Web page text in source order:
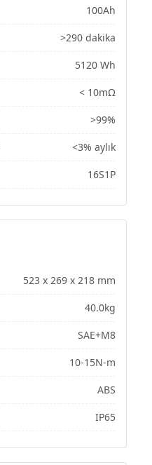
100Ah
>290 dakika
5120 Wh
< 10mΩ
>99%
<3% aylık
16S1P
523 x 269 x 218 mm
40.0kg
SAE+M8
10-15N-m
ABS
IP65